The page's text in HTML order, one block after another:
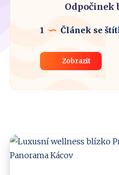
Odpočinek
1 Článek se
Zobrazit